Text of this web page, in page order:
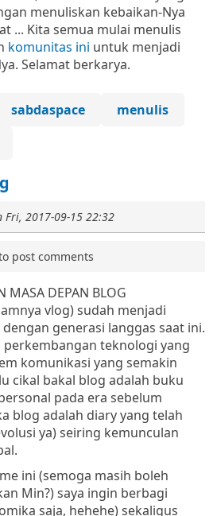
menuliskan kebaikan-Nya
... Kita semua mulai menulis
komunitas ini untuk menjadi
Selamat berkarya.
sabdaspace
menulis
Fri, 2017-09-15 22:32
post comments
MASA DEPAN BLOG
vlog) sudah menjadi
generasi langgas saat ini.
teknologi yang
komunikasi yang semakin
cikal bakal blog adalah buku
pada era sebelum
blog adalah diary yang telah
ya) seiring kemunculan
ini (semoga masih boleh
Min?) saya ingin berbagi
saja, hehehe) sekaligus